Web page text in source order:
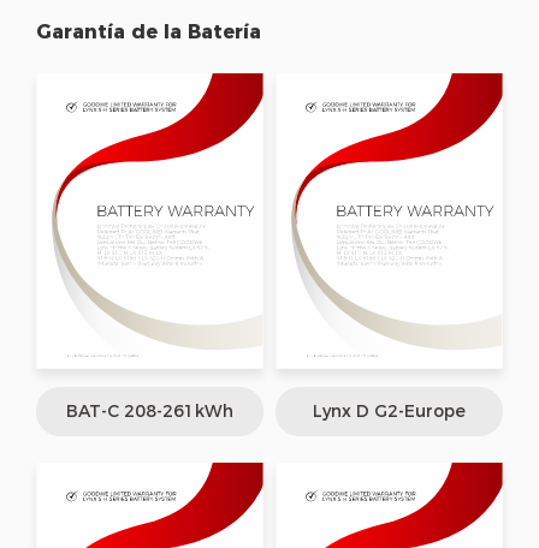
Garantía de la Batería
BAT-C 208-261kWh Lynx D G2-Europe